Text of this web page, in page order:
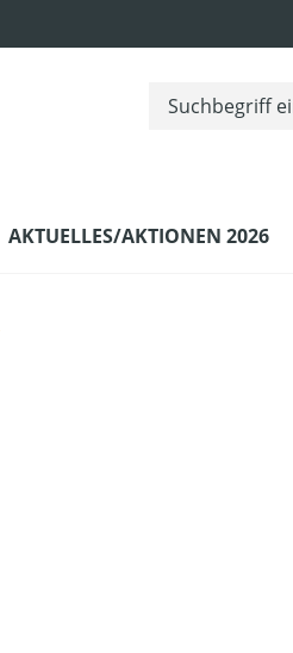
AKTUELLES/AKTIONEN 2026